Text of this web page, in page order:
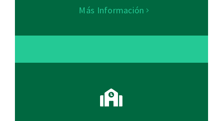
Más Información